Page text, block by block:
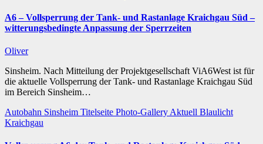
A6 – Vollsperrung der Tank- und Rastanlage Kraichgau Süd –
witterungsbedingte Anpassung der Sperrzeiten
Oliver
Sinsheim. Nach Mitteilung der Projektgesellschaft ViA6West ist für
die aktuelle Vollsperrung der Tank- und Rastanlage Kraichgau Süd
im Bereich Sinsheim…
Autobahn Sinsheim Titelseite Photo-Gallery Aktuell Blaulicht
Kraichgau